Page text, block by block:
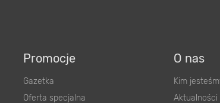
Promocje
Gazetka
Oferta specjalna
O nas
Kim
Aktualności